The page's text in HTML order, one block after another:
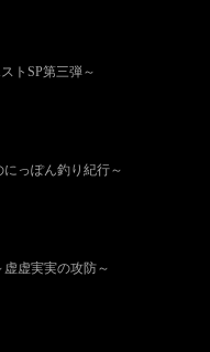
トSP第三弾～
っぽん釣り紀行～
虚虚実実の攻防～